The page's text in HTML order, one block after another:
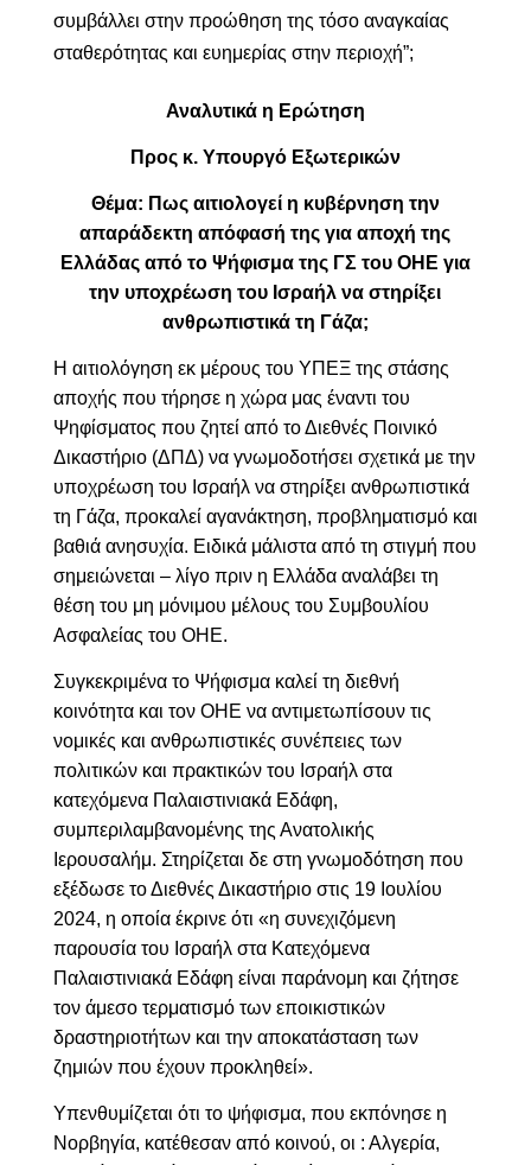
συμβάλλει στην προώθηση της τόσο αναγκαίας
σταθερότητας και ευημερίας στην περιοχή”;
Αναλυτικά η Ερώτηση
Προς κ. Υπουργό Εξωτερικών
Θέμα: Πως αιτιολογεί η κυβέρνηση την
απαράδεκτη απόφασή της για αποχή της
Ελλάδας από το Ψήφισμα της ΓΣ του ΟΗΕ για
την υποχρέωση του Ισραήλ να στηρίξει
ανθρωπιστικά τη Γάζα;
Η αιτιολόγηση εκ μέρους του ΥΠΕΞ της στάσης
αποχής που τήρησε η χώρα μας έναντι του
Ψηφίσματος που ζητεί από το Διεθνές Ποινικό
Δικαστήριο (ΔΠΔ) να γνωμοδοτήσει σχετικά με την
υποχρέωση του Ισραήλ να στηρίξει ανθρωπιστικά
τη Γάζα, προκαλεί αγανάκτηση, προβληματισμό και
βαθιά ανησυχία. Ειδικά μάλιστα από τη στιγμή που
σημειώνεται – λίγο πριν η Ελλάδα αναλάβει τη
θέση του μη μόνιμου μέλους του Συμβουλίου
Ασφαλείας του ΟΗΕ.
Συγκεκριμένα το Ψήφισμα καλεί τη διεθνή
κοινότητα και τον ΟΗΕ να αντιμετωπίσουν τις
νομικές και ανθρωπιστικές συνέπειες των
πολιτικών και πρακτικών του Ισραήλ στα
κατεχόμενα Παλαιστινιακά Εδάφη,
συμπεριλαμβανομένης της Ανατολικής
Ιερουσαλήμ. Στηρίζεται δε στη γνωμοδότηση που
εξέδωσε το Διεθνές Δικαστήριο στις 19 Ιουλίου
2024, η οποία έκρινε ότι «η συνεχιζόμενη
παρουσία του Ισραήλ στα Κατεχόμενα
Παλαιστινιακά Εδάφη είναι παράνομη και ζήτησε
τον άμεσο τερματισμό των εποικιστικών
δραστηριοτήτων και την αποκατάσταση των
ζημιών που έχουν προκληθεί».
Υπενθυμίζεται ότι το ψήφισμα, που εκπόνησε η
Νορβηγία, κατέθεσαν από κοινού, οι : Αλγερία,